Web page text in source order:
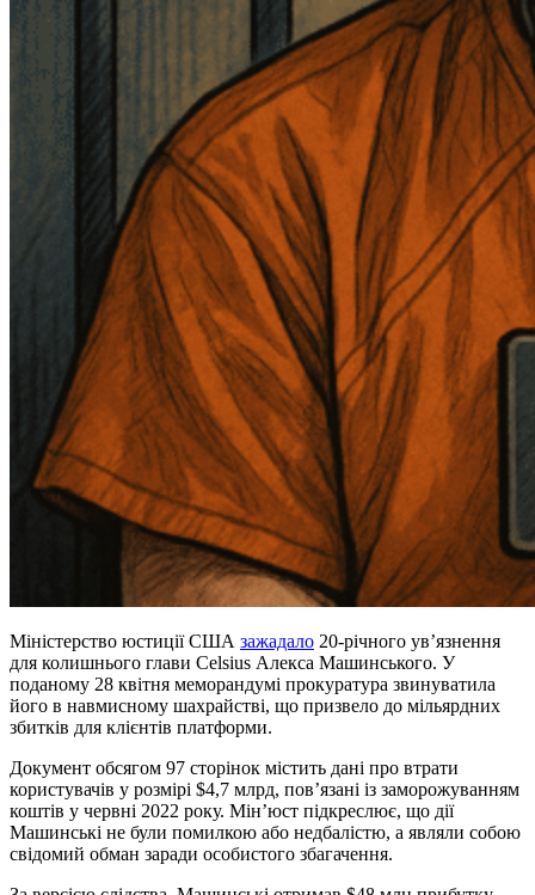
Міністерство юстиції США зажадало 20-річного ув’язнення
для колишнього глави Celsius Алекса Машинського. У
поданому 28 квітня меморандумі прокуратура звинуватила
його в навмисному шахрайстві, що призвело до мільярдних
збитків для клієнтів платформи.
Документ обсягом 97 сторінок містить дані про втрати
користувачів у розмірі $4,7 млрд, пов’язані із заморожуванням
коштів у червні 2022 року. Мін’юст підкреслює, що дії
Машинські не були помилкою або недбалістю, а являли собою
свідомий обман заради особистого збагачення.